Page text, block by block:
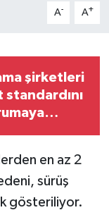
A- A+
şirketleri
standardını
en az 2
sürüş
gösteriliyor.